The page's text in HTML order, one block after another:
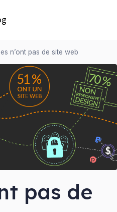
n’ont pas de site web
pas de